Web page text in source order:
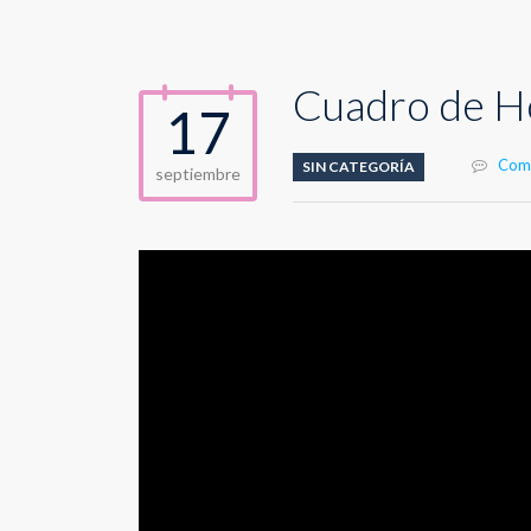
17
septiembre
Cuadro de
SIN CATEGORÍA